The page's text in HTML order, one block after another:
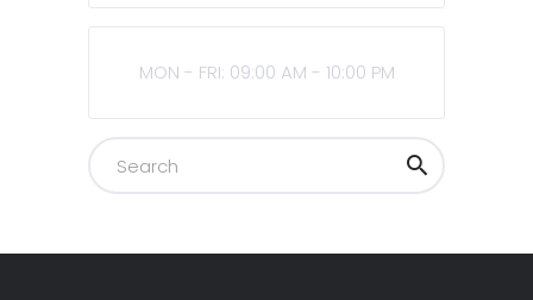
MON - FRI: 09:00 AM - 10:00 PM